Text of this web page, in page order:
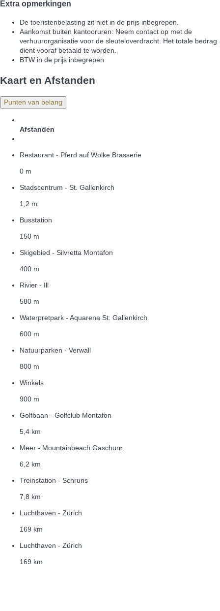
Extra opmerkingen
De toeristenbelasting zit niet in de prijs inbegrepen.
Aankomst buiten kantooruren: Neem contact op met de
verhuurorganisatie voor de sleuteloverdracht. Het totale bedrag
dient vooraf betaald te worden.
BTW in de prijs inbegrepen
Kaart en Afstanden
Punten van belang
Afstanden
Restaurant - Pferd auf Wolke Brasserie
0 m
Stadscentrum - St. Gallenkirch
1,2 m
Busstation
150 m
Skigebied - Silvretta Montafon
400 m
Rivier - Ill
580 m
Waterpretpark - Aquarena St. Gallenkirch
600 m
Natuurparken - Verwall
800 m
Winkels
900 m
Golfbaan - Golfclub Montafon
5,4 km
Meer - Mountainbeach Gaschurn
6,2 km
Treinstation - Schruns
7,8 km
Luchthaven - Zürich
169 km
Luchthaven - Zürich
169 km